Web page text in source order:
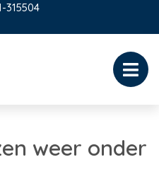
315504
weer onder